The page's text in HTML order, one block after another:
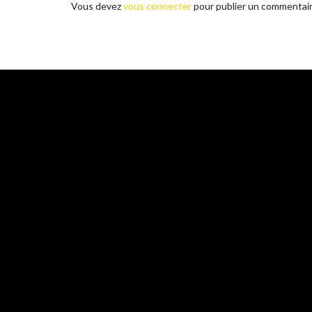
Vous devezvous connecterpour publier un